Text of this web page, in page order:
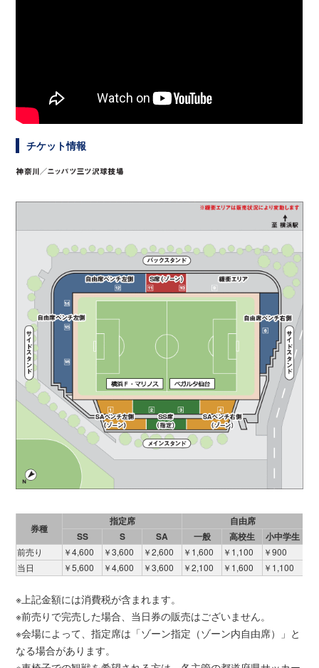
チケット情報
券種
指定席
自由席
SS
S SA 一般 高校生 小中学生
前売り ￥4,600 ￥3,600 ￥2,600 ￥1,600 ￥1,100
￥900
当日
￥5,600 ￥4,600 ￥3,600 ￥2,100 ￥1,600 ￥1,100
※上記金額には消費税が含まれます。
※前売りで完売した場合、当日券の販売はございません。
※会場によって、指定席は「ゾーン指定（ゾーン内自由席）」と
なる場合があります。